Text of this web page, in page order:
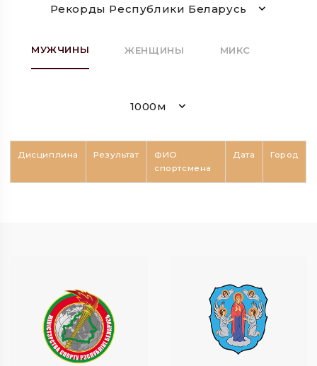
Рекорды Республики Беларусь
МУЖЧИНЫ ЖЕНЩИНЫ МИКС
1000м
Дисциплина Результат
ФИО
спортсмена
Дата Город